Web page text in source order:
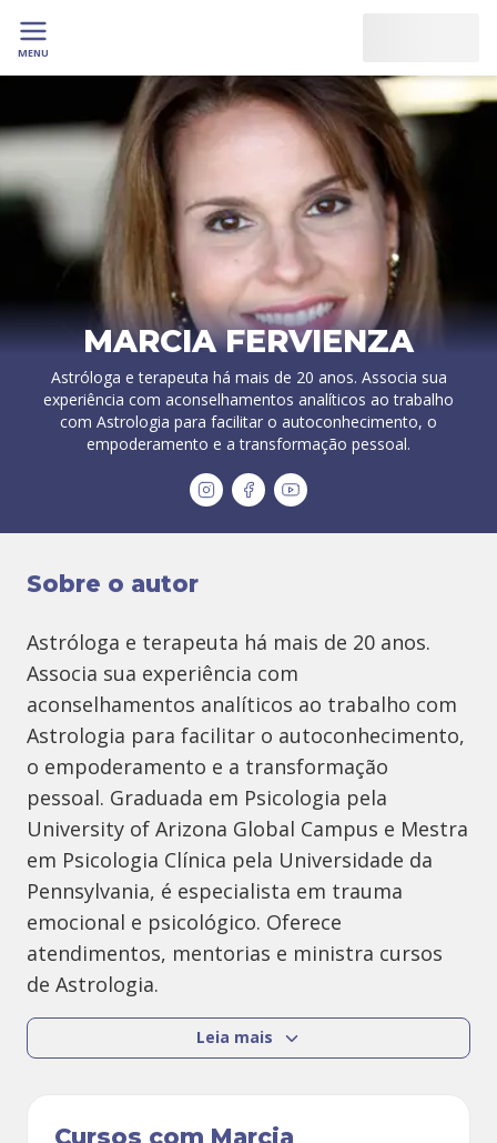
MENU
MARCIA FERVIENZA
Astróloga e terapeuta há mais de 20 anos. Associa sua
experiência com aconselhamentos analíticos ao trabalho
com Astrologia para facilitar o autoconhecimento, o
empoderamento e a transformação pessoal.
Sobre o autor
Astróloga e terapeuta há mais de 20 anos.
Associa sua experiência com
aconselhamentos analíticos ao trabalho com
Astrologia para facilitar o autoconhecimento,
o empoderamento e a transformação
pessoal. Graduada em Psicologia pela
University of Arizona Global Campus e Mestra
em Psicologia Clínica pela Universidade da
Pennsylvania, é especialista em trauma
emocional e psicológico. Oferece
atendimentos, mentorias e ministra cursos
de Astrologia.
Leia mais
Cursos com Marcia